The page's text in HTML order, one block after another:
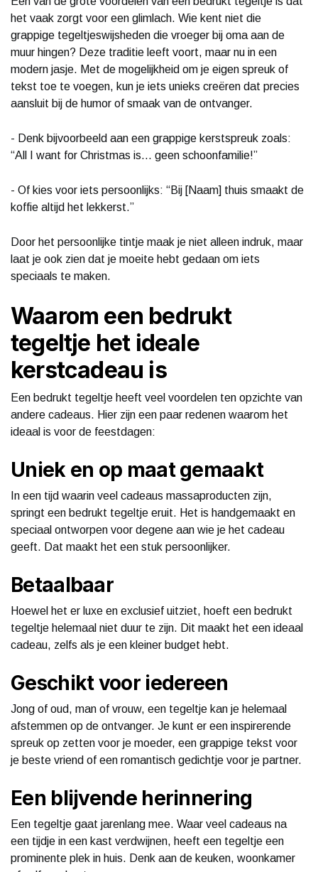
het vaak zorgt voor een glimlach. Wie kent niet die
grappige tegeltjeswijsheden die vroeger bij oma aan de
muur hingen? Deze traditie leeft voort, maar nu in een
modern jasje. Met de mogelijkheid om je eigen spreuk of
tekst toe te voegen, kun je iets unieks creëren dat precies
aansluit bij de humor of smaak van de ontvanger.
- Denk bijvoorbeeld aan een grappige kerstspreuk zoals:
“All I want for Christmas is… geen schoonfamilie!”
- Of kies voor iets persoonlijks: “Bij [Naam] thuis smaakt de
koffie altijd het lekkerst.”
Door het persoonlijke tintje maak je niet alleen indruk, maar
laat je ook zien dat je moeite hebt gedaan om iets
speciaals te maken.
Waarom een bedrukt
tegeltje het ideale
kerstcadeau is
Een bedrukt tegeltje heeft veel voordelen ten opzichte van
andere cadeaus. Hier zijn een paar redenen waarom het
ideaal is voor de feestdagen:
Uniek en op maat gemaakt
In een tijd waarin veel cadeaus massaproducten zijn,
springt een bedrukt tegeltje eruit. Het is handgemaakt en
speciaal ontworpen voor degene aan wie je het cadeau
geeft. Dat maakt het een stuk persoonlijker.
Betaalbaar
Hoewel het er luxe en exclusief uitziet, hoeft een bedrukt
tegeltje helemaal niet duur te zijn. Dit maakt het een ideaal
cadeau, zelfs als je een kleiner budget hebt.
Geschikt voor iedereen
Jong of oud, man of vrouw, een tegeltje kan je helemaal
afstemmen op de ontvanger. Je kunt er een inspirerende
spreuk op zetten voor je moeder, een grappige tekst voor
je beste vriend of een romantisch gedichtje voor je partner.
Een blijvende herinnering
Een tegeltje gaat jarenlang mee. Waar veel cadeaus na
een tijdje in een kast verdwijnen, heeft een tegeltje een
prominente plek in huis. Denk aan de keuken, woonkamer